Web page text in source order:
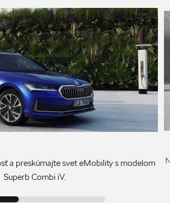
a preskúmajte svet eMobility s modelom
Superb Combi iV.